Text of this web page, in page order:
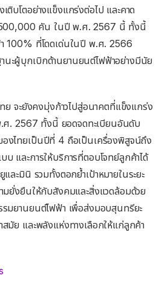
ติบโตอย่างแข็งแกร่งต่อไป และคาด
500,000 คัน ในปี พ.ศ. 2567 นี้ ทั้งนี้
100% ที่โดดเด่นในปี พ.ศ. 2566
นะผู้บุกเบิกด้านยานยนต์ไฟฟ้าอย่างมีนัย
ย จะยังคงมุ่งก้าวไปสู่อนาคตที่แข็งแกร่ง
ศ. 2567 ทั้งนี้ ยอดจดทะเบียนอันดับ
งไทยเป็นปีที่ 4 ถือเป็นเครื่องพิสูจน์ถึง
และการให้บริการที่ตอบโจทย์ลูกค้าได้
ละมินิ รวมทั้งตอกย้ำเป้าหมายในระยะ
มยั่งยืนให้กับสังคมและสิ่งแวดล้อมด้วย
มยานยนต์ไฟฟ้า เพื่อส่งมอบสุนทรียะ
มัย และพลังแห่งทางเลือกให้แก่ลูกค้า